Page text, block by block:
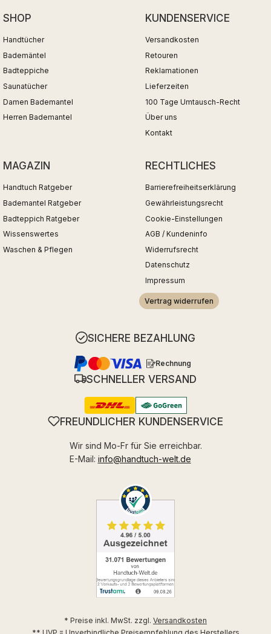
SHOP
Handtücher
Bademäntel
Badteppiche
Saunatücher
Damen Bademantel
Herren Bademantel
KUNDENSERVICE
Versandkosten
Retouren
Reklamationen
Lieferzeiten
100 Tage Umtausch-Recht
Über uns
Kontakt
MAGAZIN
Handtuch Ratgeber
Bademantel Ratgeber
Badteppich Ratgeber
Wissenswertes
Waschen & Pflegen
RECHTLICHES
Barrierefreiheitserklärung
Gewährleistungsrecht
Cookie-Einstellungen
AGB / Kundeninfo
Widerrufsrecht
Datenschutz
Impressum
Vertrag widerrufen
SICHERE BEZAHLUNG
Rechnung
SCHNELLER VERSAND
FREUNDLICHER KUNDENSERVICE
Wir sind Mo-Fr für Sie erreichbar.
E-Mail: info@handtuch-welt.de
* Preise inkl. MwSt. zzgl. Versandkosten